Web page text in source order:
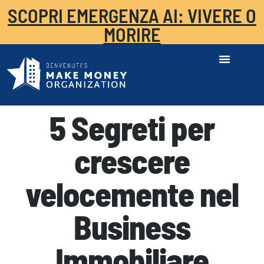
SCOPRI EMERGENZA AI: VIVERE O
MORIRE
5 Segreti per
crescere
velocemente nel
Business